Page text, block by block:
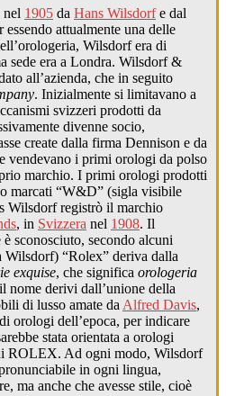
1905 da Hans Wilsdorfe dal
essendo attualmente una delle
Wilsdorf era di
sede era a Londra. Wilsdorf &
all’azienda, che in seguito
. Inizialmente si limitavano a
svizzeri prodotti da
divenne socio,
create dalla firma Dennison e da
vendevano i primi orologi da polso
marchio. I primi orologi prodotti
marcati “W&D” (sigla visibile
Wilsdorf registrò il marchio
, in Svizzera nel 1908. Il
sconosciuto, secondo alcuni
Wilsdorf) “Rolex” deriva dalla
exquise, che significa orologeria
nome derivi dall’unione della
di lusso amate da Alfred Davis,
orologi dell’epoca, per indicare
stata orientata a orologi
ROLEX. Ad ogni modo, Wilsdorf
in ogni lingua,
ma anche che avesse stile, cioè